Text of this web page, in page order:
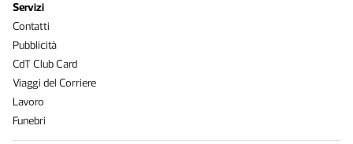
Servizi
Contatti
Pubblicità
CdT Club Card
Viaggi del Corriere
Lavoro
Funebri